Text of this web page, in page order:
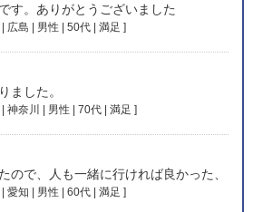
す。ありがとうございました
広島 | 男性 | 50代 | 満足 ]
ました。
神奈川 | 男性 | 70代 | 満足 ]
ので、人も一緒に行ければ良かった、
愛知 | 男性 | 60代 | 満足 ]